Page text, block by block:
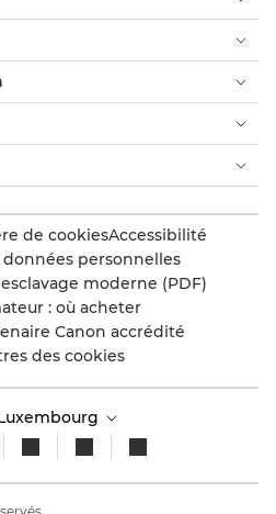
de cookiesAccessibilité
personnelles
moderne (PDF)
: où acheter
Canon accrédité
des cookies